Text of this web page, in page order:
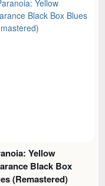
Yellow
Black Box
(Remastered)